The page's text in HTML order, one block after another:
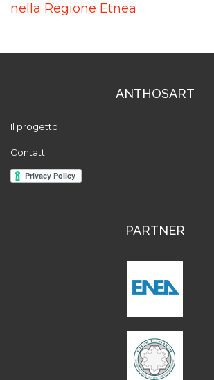
nella Regione Etnea
ANTHOSART
Il progetto
Contatti
PARTNER